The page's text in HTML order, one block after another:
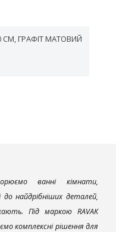
ГРАФІТ МАТОВИЙ
ванні кімнати,
до найдрібніших деталей,
Під маркою RAVAK
комплексні рішення для